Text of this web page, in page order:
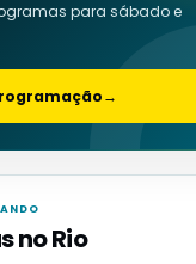
para sábado e
→
no Rio